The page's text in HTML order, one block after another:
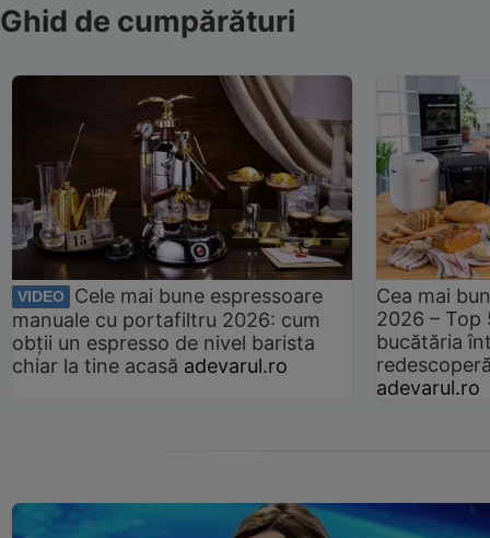
Ghid de cumpărături
VIDEO
Cele mai bune espressoare
manuale cu portafiltru 2026: cum
obții un espresso de nivel barista
chiar la tine acasă adevarul.ro
Cea mai
2026 –
bucătăria
adevarul.ro